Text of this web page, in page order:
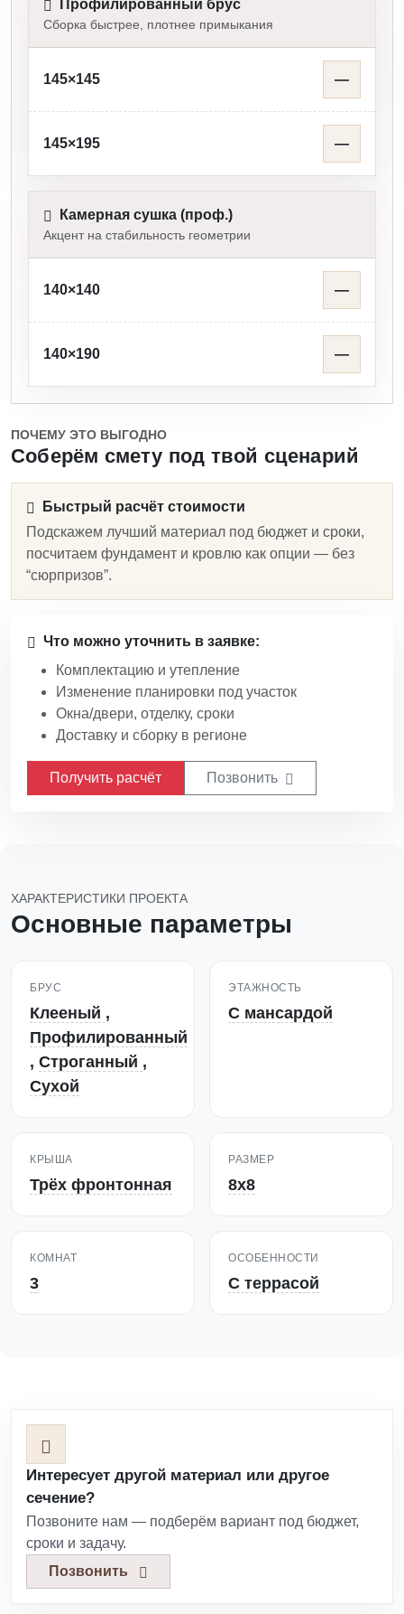
Профилированный брус
Сборка быстрее, плотнее примыкания
145×145 —
145×195 —
Камерная сушка (проф.)
Акцент на стабильность геометрии
140×140 —
140×190 —
ПОЧЕМУ ЭТО ВЫГОДНО
Соберём смету под твой сценарий
Быстрый расчёт стоимости
Подскажем лучший материал под бюджет и сроки,
посчитаем фундамент и кровлю как опции — без
“сюрпризов”.
Что можно уточнить в заявке:
Комплектацию и утепление
Изменение планировки под участок
Окна/двери, отделку, сроки
Доставку и сборку в регионе
Получить расчёт Позвонить
ХАРАКТЕРИСТИКИ ПРОЕКТА
Основные параметры
БРУС
Клееный ,
Профилированный
, Строганный ,
Сухой
ЭТАЖНОСТЬ
С мансардой
КРЫША
Трёх фронтонная
РАЗМЕР
8х8
КОМНАТ
3
ОСОБЕННОСТИ
С террасой
Интересует другой материал или другое
сечение?
Позвоните нам — подберём вариант под бюджет,
сроки и задачу.
Позвонить